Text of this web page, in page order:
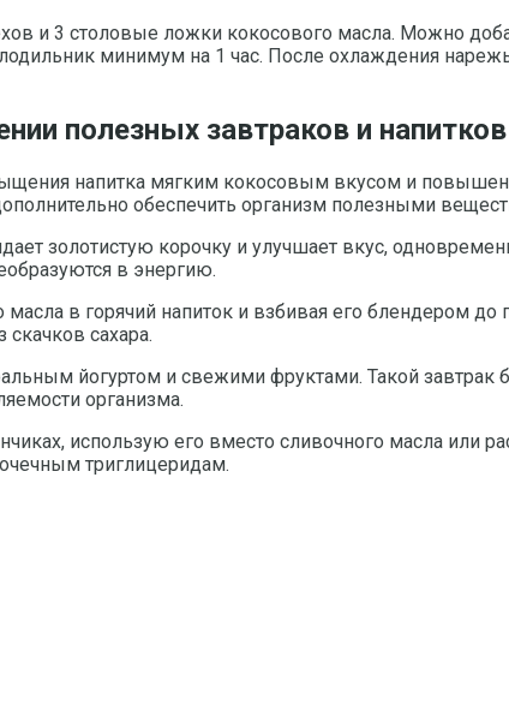
и 3 столовые ложки кокосового масла. Можно
минимум на 1 час. После охлаждения
полезных завтраков и напитков
напитка мягким кокосовым вкусом и
обеспечить организм полезными
золотистую корочку и улучшает вкус,
в энергию.
в горячий напиток и взбивая его блендером до
сахара.
йогуртом и свежими фруктами. Такой завтрак
организма.
использую его вместо сливочного масла или
триглицеридам.